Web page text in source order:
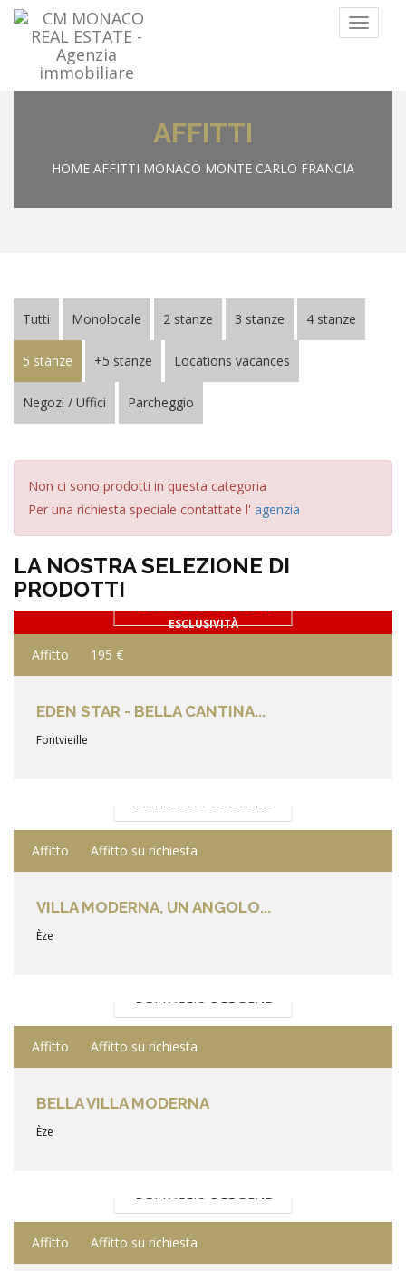
Menu
AFFITTI
HOME AFFITTI MONACO MONTE CARLO FRANCIA
Tutti Monolocale 2 stanze 3 stanze 4 stanze
5 stanze +5 stanze Locations vacances
Negozi / Uffici Parcheggio
Non ci sono prodotti in questa categoria
Per una richiesta speciale contattate l' agenzia
LA NOSTRA SELEZIONE DI
PRODOTTI
ESCLUSIVITÀ
DETTAGLIO DEL BENE
Affitto 195 €
EDEN STAR - BELLA CANTINA...
Fontvieille
DETTAGLIO DEL BENE
Affitto Affitto su richiesta
VILLA MODERNA, UN ANGOLO...
Èze
DETTAGLIO DEL BENE
Affitto Affitto su richiesta
BELLA VILLA MODERNA
Èze
DETTAGLIO DEL BENE
Affitto Affitto su richiesta